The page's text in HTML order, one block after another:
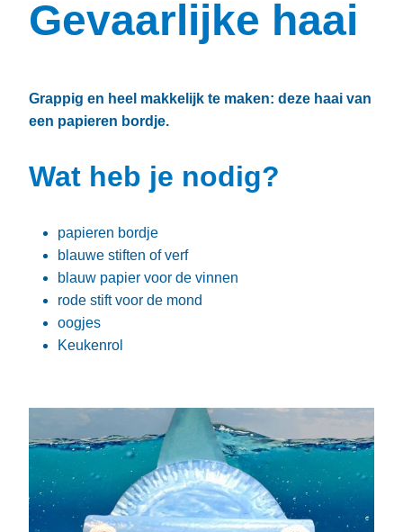
Gevaarlijke haai
Grappig en heel makkelijk te maken: deze haai van
een papieren bordje.
Wat heb je nodig?
papieren bordje
blauwe stiften of verf
blauw papier voor de vinnen
rode stift voor de mond
oogjes
Keukenrol